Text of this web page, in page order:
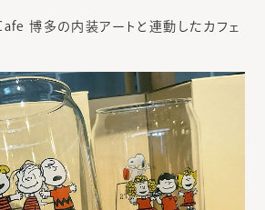
博多の内装アートと連動したカフェ